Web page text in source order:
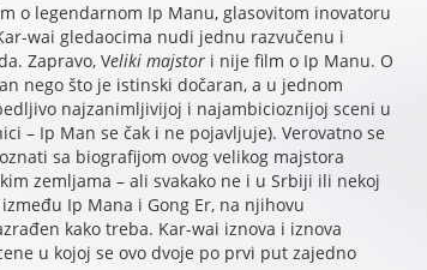
o legendarnom Ip Manu, glasovitom inovatoru
wai gledaocima nudi jednu razvučenu i
Zapravo, Veliki majstor i nije film o Ip Manu. O
nego što je istinski dočaran, a u jednom
najzanimljivijoj i najambicioznijoj sceni u
– Ip Man se čak i ne pojavljuje). Verovatno se
sa biografijom ovog velikog majstora
zemljama – ali svakako ne i u Srbiji ili nekoj
Ip Mana i Gong Er, na njihovu
kako treba. Kar-wai iznova i iznova
u kojoj se ovo dvoje po prvi put zajedno